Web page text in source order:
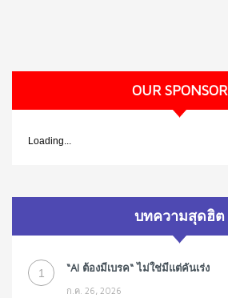
OUR SPONSOR
Loading...
บทความสุดฮิต
1 “AI ต้องมีเบรค“ ไม่ใช่มีแต่คันเร่ง
ก.ค. 26, 2026